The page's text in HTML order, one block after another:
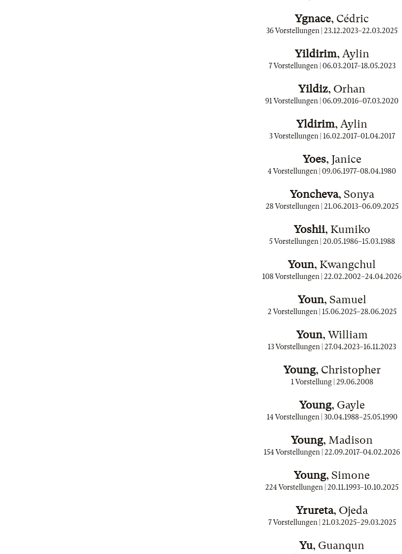
Ygnace, Cédric
36 Vorstellungen | 23.12.2023–22.03.2025
Yildirim, Aylin
7 Vorstellungen | 06.03.2017–18.05.2023
Yildiz, Orhan
91 Vorstellungen | 06.09.2016–07.03.2020
Yldirim, Aylin
3 Vorstellungen | 16.02.2017–01.04.2017
Yoes, Janice
4 Vorstellungen | 09.06.1977–08.04.1980
Yoncheva, Sonya
28 Vorstellungen | 21.06.2013–06.09.2025
Yoshii, Kumiko
5 Vorstellungen | 20.05.1986–15.03.1988
Youn, Kwangchul
108 Vorstellungen | 22.02.2002–24.04.2026
Youn, Samuel
2 Vorstellungen | 15.06.2025–28.06.2025
Youn, William
13 Vorstellungen | 27.04.2023–16.11.2023
Young, Christopher
1 Vorstellung | 29.06.2008
Young, Gayle
14 Vorstellungen | 30.04.1988–25.05.1990
Young, Madison
154 Vorstellungen | 22.09.2017–04.02.2026
Young, Simone
224 Vorstellungen | 20.11.1993–10.10.2025
Yrureta, Ojeda
7 Vorstellungen | 21.03.2025–29.03.2025
Yu, Guanqun